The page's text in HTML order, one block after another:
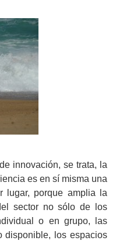
innovación, se trata, la
es en sí misma una
lugar, porque amplia la
sector no sólo de los
o en grupo, las
disponible, los espacios